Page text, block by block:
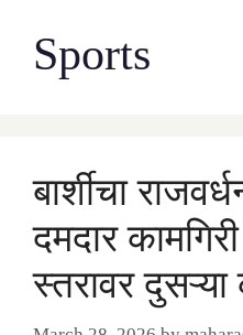
contentSports
बार्शीचा
दमदार
स्तरावर